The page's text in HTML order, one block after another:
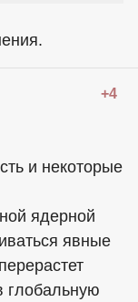
+4
и некоторые
ядерной
явные
глобальную